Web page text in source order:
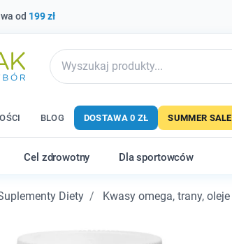
od 199 zł
BLOG DOSTAWA 0 ZŁ SUMMER SALE
Cel zdrowotny Dla sportowców
Diety Kwasy omega, trany, oleje